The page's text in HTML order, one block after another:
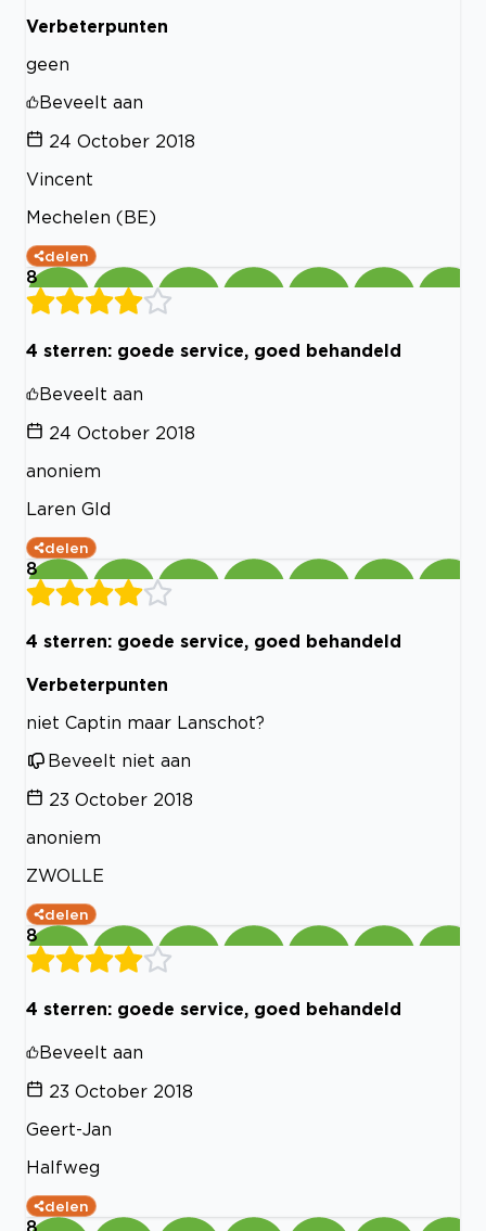
Verbeterpunten
geen
Beveelt aan
24 October 2018
Vincent
Mechelen (BE)
delen
8
4 sterren: goede service, goed behandeld
Beveelt aan
24 October 2018
anoniem
Laren Gld
delen
8
4 sterren: goede service, goed behandeld
Verbeterpunten
niet Captin maar Lanschot?
Beveelt niet aan
23 October 2018
anoniem
ZWOLLE
delen
8
4 sterren: goede service, goed behandeld
Beveelt aan
23 October 2018
Geert-Jan
Halfweg
delen
8